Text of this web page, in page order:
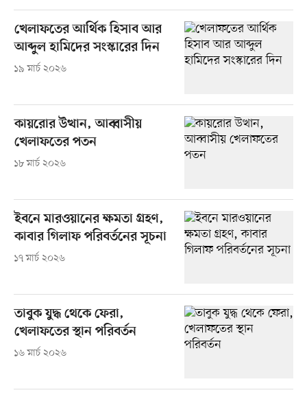
খেলাফতের আর্থিক হিসাব আর
আব্দুল হামিদের সংস্কারের দিন
১৯ মার্চ ২০২৬
কায়রোর উত্থান, আব্বাসীয়
খেলাফতের পতন
১৮ মার্চ ২০২৬
ইবনে মারওয়ানের ক্ষমতা গ্রহণ,
কাবার গিলাফ পরিবর্তনের সূচনা
১৭ মার্চ ২০২৬
তাবুক যুদ্ধ থেকে ফেরা,
খেলাফতের স্থান পরিবর্তন
১৬ মার্চ ২০২৬